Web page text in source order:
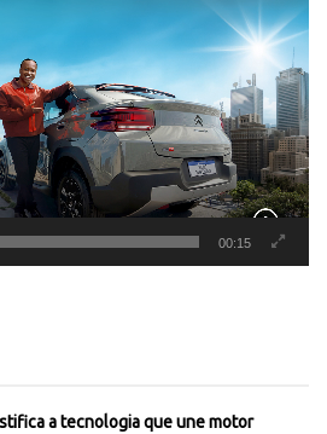
00:15
a tecnologia que une motor